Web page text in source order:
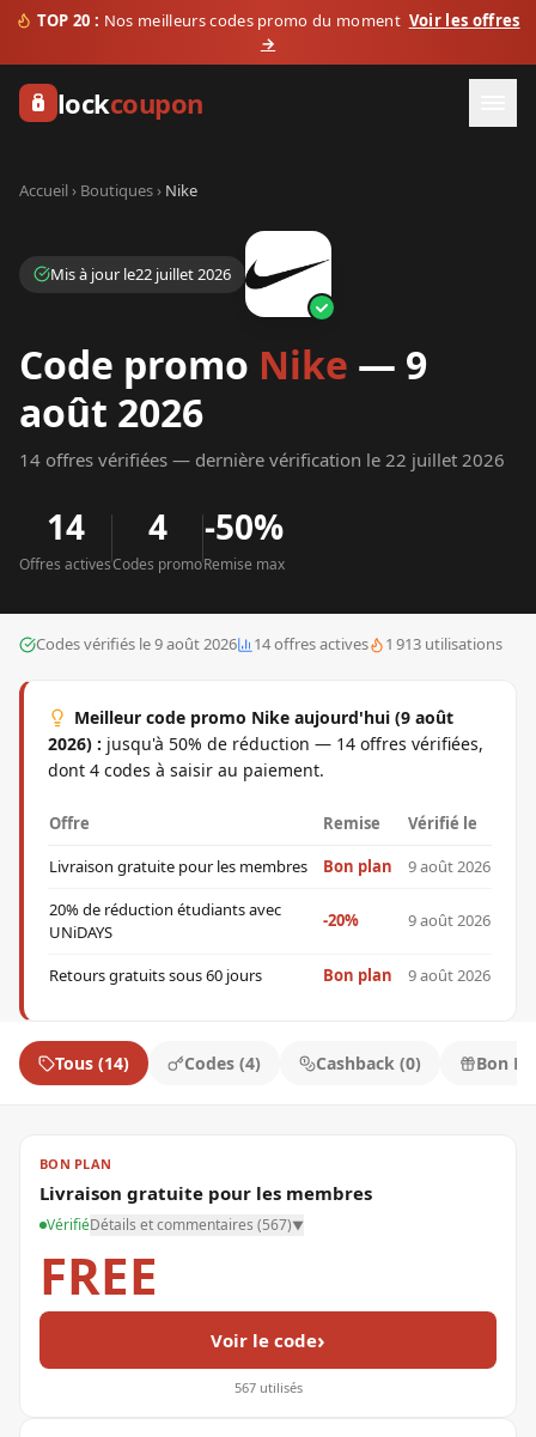
TOP 20 : Nos meilleurs codes promo du moment Voir les offres
→
lockcoupon
Accueil › Boutiques › Nike
Mis à jour le22 juillet 2026
Code promo Nike — 9
août 2026
14 offres vérifiées — dernière vérification le 22 juillet 2026
14
Offres actives
4
Codes promo
-50%
Remise max
Codes vérifiés le9 août 2026 14offresactives 1 913 utilisations
Meilleur code promo Nike aujourd'hui (9 août
2026) : jusqu'à 50% de réduction — 14 offres vérifiées,
dont 4 codes à saisir au paiement.
Offre Remise
Vérifié le
Livraison gratuite pour les membres
Bon plan
9 août 2026
20% de réduction étudiants avec
UNiDAYS
-20% 9 août 2026
Retours gratuits sous 60 jours Bon plan 9 août 2026
Tous (14) Codes (4) Cashback (0) Bon
FREE
BON PLAN
Livraison gratuite pour les membres
VérifiéDétails et commentaires (567)▼
Voir le code›
567utilisés